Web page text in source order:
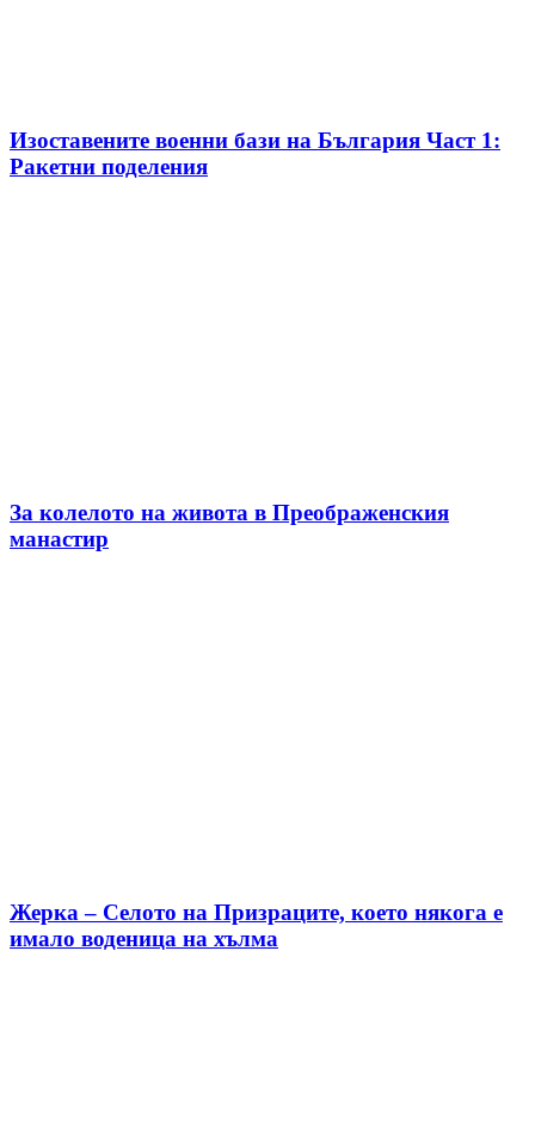
Изоставените военни бази на България Част 1:
Ракетни поделения
За колелото на живота в Преображенския
манастир
Жерка – Селото на Призраците, което някога е
имало воденица на хълма